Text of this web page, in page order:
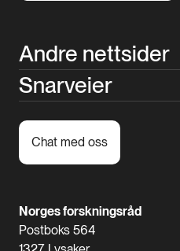
Andre nettsider
Snarveier
Chat med oss
Norges forskningsråd
Postboks 564